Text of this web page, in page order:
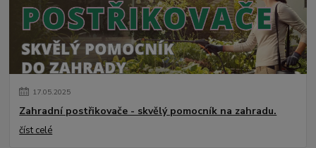
17.05.2025
Zahradní postřikovače - skvělý pomocník na zahradu.
číst celé